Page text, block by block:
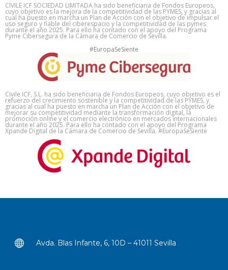
CIVILE ICF SOCIEDAD LIMITADA ha sido beneficiaria de Fondos Europeos,
cuyo objetivo es la mejora de la competitividad de las PYMES, y gracias al
cual ha puesto en marcha un Plan de Acción con el objetivo de impulsar el
uso seguro y fiable del ciberespacio y la competitividad de las pymes
durante el año 2025. Para ello ha contado con el apoyo del Programa
Pyme Cibersegura de la Cámara de Comercio de Sevilla.
#EuropaSeSiente
Civile ICF, S.L. ha sido beneficiaria de Fondos Europeos, cuyo objetivo es el
refuerzo del crecimiento sostenible y la competitividad de las PYMES, y
gracias al cual ha puesto en marcha un Plan de Acción con el objetivo de
mejorar su competitividad mediante la transformación digital, la
promoción online y el comercio electrónico en mercados internacionales
durante el año 2025. Para ello ha contado con el apoyo del Programa
Xpande Digital de la Cámara de Comercio de Sevilla. #EuropaSeSiente
Avda. Blas Infante, 6, 10D – 41011 Sevilla